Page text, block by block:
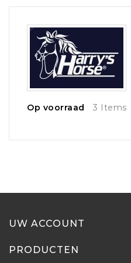
Op voorraad 3 Items
UW ACCOUNT
PRODUCTEN